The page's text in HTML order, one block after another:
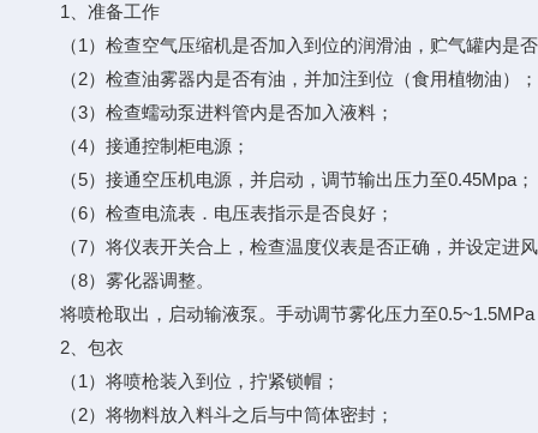
1、准备工作
（1）检查空气压缩机是否加入到位的润滑油，贮气罐内是
（2）检查油雾器内是否有油，并加注到位（食用植物油）；
（3）检查蠕动泵进料管内是否加入液料；
（4）接通控制柜电源；
（5）接通空压机电源，并启动，调节输出压力至0.45Mpa；
（6）检查电流表．电压表指示是否良好；
（7）将仪表开关合上，检查温度仪表是否正确，并设定进
（8）雾化器调整。
将喷枪取出，启动输液泵。手动调节雾化压力至0.5~1.5MPa
2、包衣
（1）将喷枪装入到位，拧紧锁帽；
（2）将物料放入料斗之后与中筒体密封；